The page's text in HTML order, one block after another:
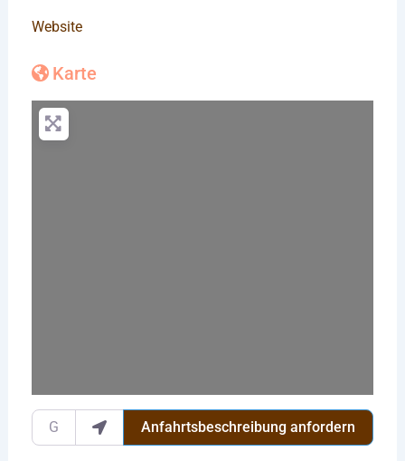
Website
Karte
Gib deinen Standort ein.Anfahrtsbeschreibung anfordern